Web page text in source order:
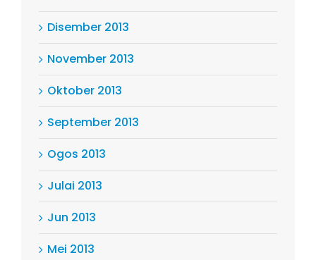
Disember 2013
November 2013
Oktober 2013
September 2013
Ogos 2013
Julai 2013
Jun 2013
Mei 2013